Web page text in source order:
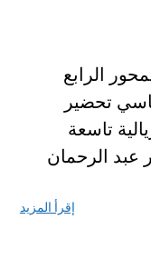
الرابع
محور الفنون 9 اساسي تحضير
تاسعة
عبد الرحمان
إقرأ المزيد